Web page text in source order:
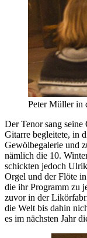
Peter Müller in
Der Tenor sang
Gitarre begleitete, in
Gewölbegalerie und
nämlich die 10.
schickten jedoch
Orgel und der Flöte
die ihr Programm zu
zuvor in der
die Welt bis dahin
es im nächsten Jahr